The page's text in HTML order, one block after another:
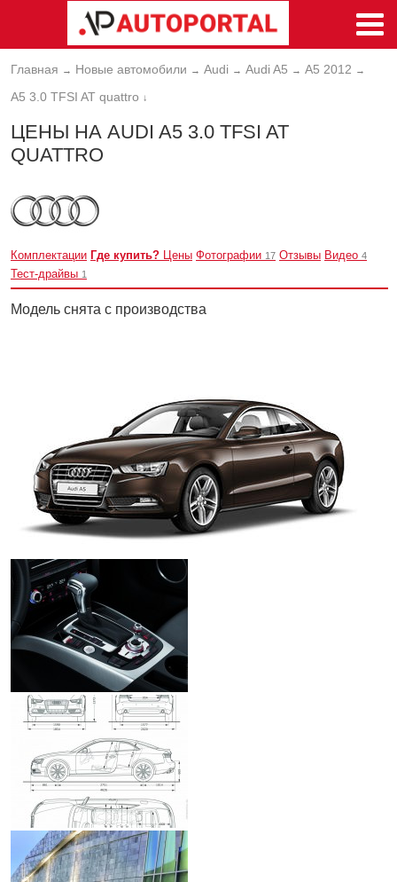
Главная → Новые автомобили → Audi → Audi A5 → A5 2012 →
A5 3.0 TFSI AT quattro ↓
ЦЕНЫ НА AUDI A5 3.0 TFSI AT
QUATTRO
Комплектации Где купить? Цены Фотографии 17 Отзывы Видео 4
Тест-драйвы 1
Модель снята с производства